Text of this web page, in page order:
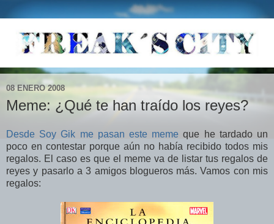
08 ENERO 2008
Meme: ¿Qué te han traído los reyes?
Desde Soy Gik me pasan este meme que he tardado un
poco en contestar porque aún no había recibido todos mis
regalos. El caso es que el meme va de listar tus regalos de
reyes y pasarlo a 3 amigos blogueros más. Vamos con mis
regalos: